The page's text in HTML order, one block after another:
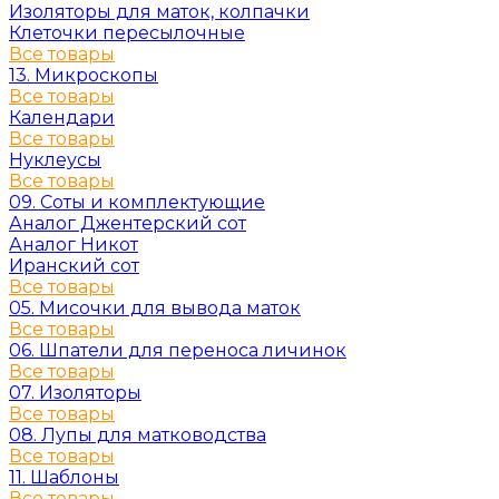
Изоляторы для маток, колпачки
Клеточки пересылочные
Все товары
13. Микроскопы
Все товары
Календари
Все товары
Нуклеусы
Все товары
09. Соты и комплектующие
Аналог Джентерский сот
Аналог Никот
Иранский сот
Все товары
05. Мисочки для вывода маток
Все товары
06. Шпатели для переноса личинок
Все товары
07. Изоляторы
Все товары
08. Лупы для матководства
Все товары
11. Шаблоны